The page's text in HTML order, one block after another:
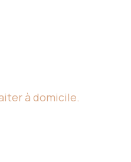
à domicile.